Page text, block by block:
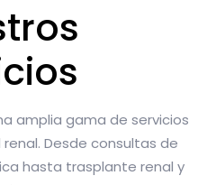
amplia gama de servicios
Desde consultas de
hasta trasplante renal y